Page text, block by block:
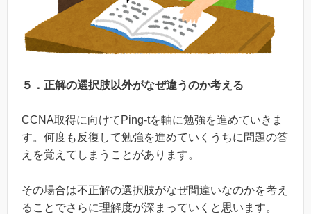
５．正解の選択肢以外がなぜ違うのか考える
CCNA取得に向けてPing-tを軸に勉強を進めていきま
す。何度も反復して勉強を進めていくうちに問題の答
えを覚えてしまうことがあります。
その場合は不正解の選択肢がなぜ間違いなのかを考え
ることでさらに理解度が深まっていくと思います。